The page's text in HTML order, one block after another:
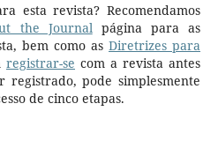
esta revista? Recomendamos
the Journalpágina para as
bem como asDiretrizes para
registrar-se com a revista antes
pode simplesmente
de cinco etapas.